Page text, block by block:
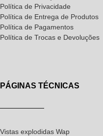
Política de Privacidade
Política de Entrega de Produtos
Política de Pagamentos
Política de Trocas e Devoluções
PÁGINAS TÉCNICAS
Vistas explodidas Wap